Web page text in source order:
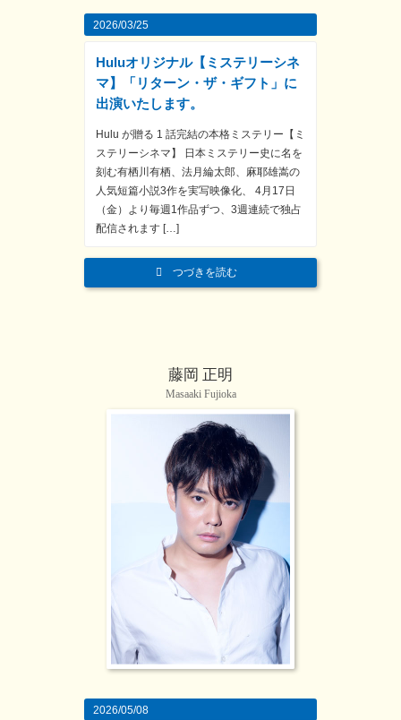
2026/03/25
Huluオリジナル【ミステリーシネ
マ】「リターン・ザ・ギフト」に
出演いたします。
Hulu が贈る 1 話完結の本格ミステリー【ミ
ステリーシネマ】 ⽇本ミステリー史に名を
刻む有栖川有栖、法⽉綸太郎、⿇耶雄嵩の
⼈気短篇⼩説3作を実写映像化、 4⽉17⽇
（⾦）より毎週1作品ずつ、3週連続で独占
配信されます […]
つづきを読む
藤岡 正明
Masaaki Fujioka
2026/05/08